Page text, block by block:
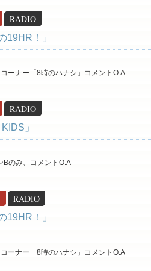
RADIO
19HR！」
ーナー「8時のハナシ」コメントO.A
RADIO
」
Bのみ、コメントO.A
RADIO
19HR！」
ーナー「8時のハナシ」コメントO.A